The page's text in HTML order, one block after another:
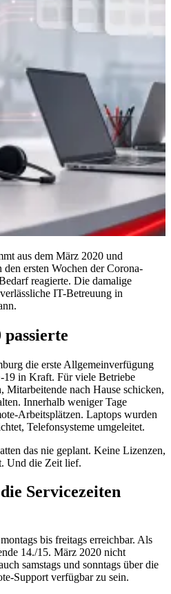
aus dem März 2020 und
ersten Wochen der Corona-
reagierte. Die damalige
IT-Betreuung in
die erste Allgemeinverfügung
in Kraft. Für viele Betriebe
Mitarbeitende nach Hause schicken,
Innerhalb weniger Tage
Arbeitsplätzen. Laptops wurden
Telefonsysteme umgeleitet.
das nie geplant. Keine Lizenzen,
Und die Zeit lief.
Servicezeiten
bis freitags erreichbar. Als
14./15. März 2020 nicht
samstags und sonntags über die
Support verfügbar zu sein.